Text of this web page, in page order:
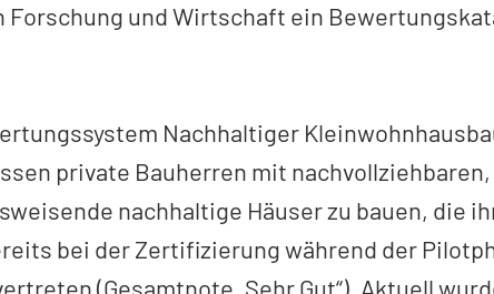
Forschung und Wirtschaft ein
Nachhaltiger
private Bauherren mit
nachhaltige Häuser zu bauen, die
bei der Zertifizierung während der
(Gesamtnote „Sehr Gut“). Aktuell